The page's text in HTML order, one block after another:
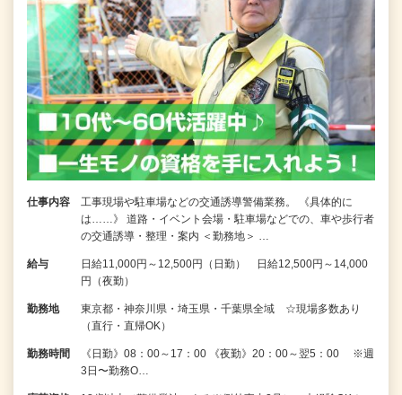
仕事内容
工事現場や駐車場などの交通誘導警備業務。 《具体的に
は……》 道路・イベント会場・駐車場などでの、車や歩行者
の交通誘導・整理・案内 ＜勤務地＞ …
給与
日給11,000円～12,500円（日勤） 日給12,500円～14,000
円（夜勤）
勤務地
東京都・神奈川県・埼玉県・千葉県全域 ☆現場多数あり
（直行・直帰OK）
勤務時間
《日勤》08：00～17：00 《夜勤》20：00～翌5：00 ※週
3日〜勤務O…